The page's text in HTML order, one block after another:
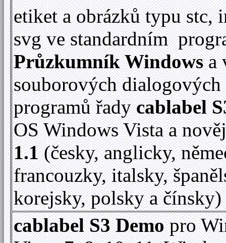
etiket a obrázků typu stc,
svg ve standardním
Průzkumník Windowsa
souborových dialogových
programů řadycablabel
OS Windows Vista a
1.1(česky, anglicky,
francouzky, italsky,
korejsky, polsky a čínsky)
cablabel S3 Demopro